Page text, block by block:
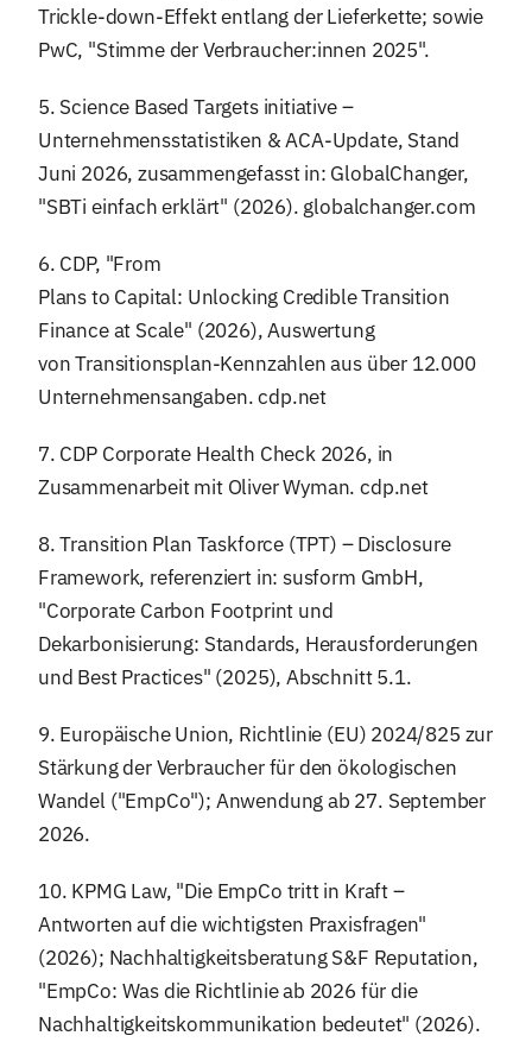
Trickle-down-Effekt entlang der Lieferkette; sowie
PwC, "Stimme der Verbraucher:innen 2025".
5. Science Based Targets initiative –
Unternehmensstatistiken & ACA-Update, Stand
Juni 2026, zusammengefasst in: GlobalChanger,
"SBTi einfach erklärt" (2026). globalchanger.com
6. CDP, "From
Plans to Capital: Unlocking Credible Transition
Finance at Scale" (2026), Auswertung
von Transitionsplan-Kennzahlen aus über 12.000
Unternehmensangaben. cdp.net
7. CDP Corporate Health Check 2026, in
Zusammenarbeit mit Oliver Wyman. cdp.net
8. Transition Plan Taskforce (TPT) – Disclosure
Framework, referenziert in: susform GmbH,
"Corporate Carbon Footprint und
Dekarbonisierung: Standards, Herausforderungen
und Best Practices" (2025), Abschnitt 5.1.
9. Europäische Union, Richtlinie (EU) 2024/825 zur
Stärkung der Verbraucher für den ökologischen
Wandel ("EmpCo"); Anwendung ab 27. September
2026.
10. KPMG Law, "Die EmpCo tritt in Kraft –
Antworten auf die wichtigsten Praxisfragen"
(2026); Nachhaltigkeitsberatung S&F Reputation,
"EmpCo: Was die Richtlinie ab 2026 für die
Nachhaltigkeitskommunikation bedeutet" (2026).